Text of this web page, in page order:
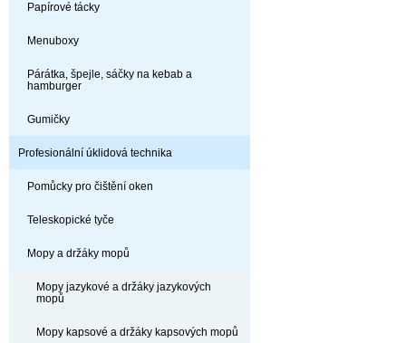
Papírové tácky
Menuboxy
Párátka, špejle, sáčky na kebab a
hamburger
Gumičky
Profesionální úklidová technika
Pomůcky pro čištění oken
Teleskopické tyče
Mopy a držáky mopů
Mopy jazykové a držáky jazykových
mopů
Mopy kapsové a držáky kapsových mopů